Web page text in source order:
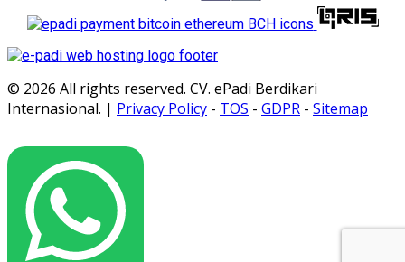
© 2026 All rights reserved. CV. ePadi Berdikari
Internasional. | Privacy Policy - TOS - GDPR - Sitemap